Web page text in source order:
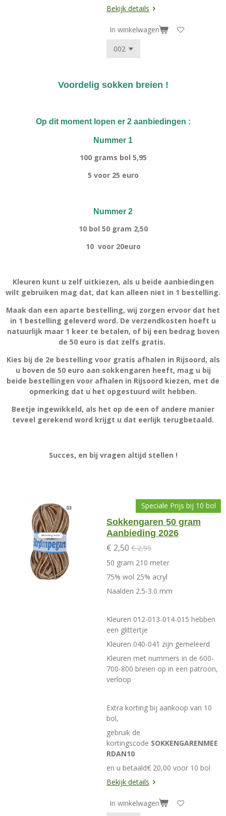
Bekijk details
In winkelwagen
Voordelig sokken breien !
Op dit moment lopen er 2 aanbiedingen :
Nummer 1
100 grams bol 5,95
5 voor 25 euro
Nummer 2
10 bol 50 gram 2,50
10 voor 20euro
Kleuren kunt u zelf uitkiezen, als u beide aanbiedingen
wilt gebruiken mag dat, dat kan alleen niet in 1 bestelling.
Maak dan een aparte bestelling, wij zorgen ervoor dat het
in 1 bestelling geleverd word. De verzendkosten hoeft u
natuurlijk maar 1 keer te betalen, of bij een bedrag boven
de 50 euro is dat zelfs gratis.
Kies bij de 2e bestelling voor gratis afhalen in Rijsoord, als
u boven de 50 euro aan sokkengaren heeft, mag u bij
beide bestellingen voor afhalen in Rijsoord kiezen, met de
opmerking dat u het opgestuurd wilt hebben.
Beetje ingewikkeld, als het op de een of andere manier
teveel gerekend word krijgt u dat eerlijk terugbetaald.
Succes, en bij vragen altijd stellen !
Speciale Prijs bij 10 bol
Sokkengaren 50 gram
Aanbieding 2026
€ 2,50 € 2,95
50 gram 210 meter
75% wol 25% acryl
Naalden 2.5-3.0 mm
Kleuren 012-013-014-015 hebben
een glittertje
Kleuren 040-041 zijn gemeleerd
Kleuren met nummers in de 600-
700-800 breien op in een patroon,
verloop
Extra korting bij aankoop van 10
bol,
gebruik de
kortingscode SOKKENGARENMEE
RDAN10
en u betaald€ 20,00 voor 10 bol
Bekijk details
In winkelwagen